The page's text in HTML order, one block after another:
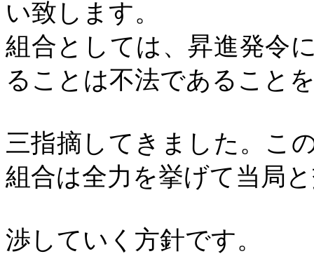
い致します。
組合としては、昇進発令
ることは不法であること
三指摘してきました。こ
組合は全力を挙げて当局
渉していく方針です。